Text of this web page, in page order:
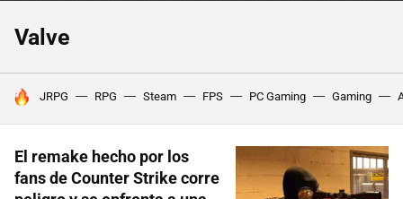
Valve
HOY SE HABLA DE
JRPG RPG Steam FPS PC Gaming Gaming
El remake hecho por los
fans de Counter Strike corre